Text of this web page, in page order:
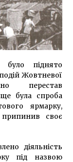
піднято
Жовтневої
перестав
була спроба
ярмарку,
своє
діяльність
під назвою